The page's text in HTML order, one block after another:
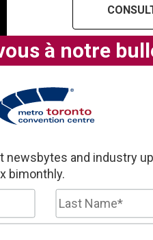
à notre
newsbytes and industry
bimonthly.